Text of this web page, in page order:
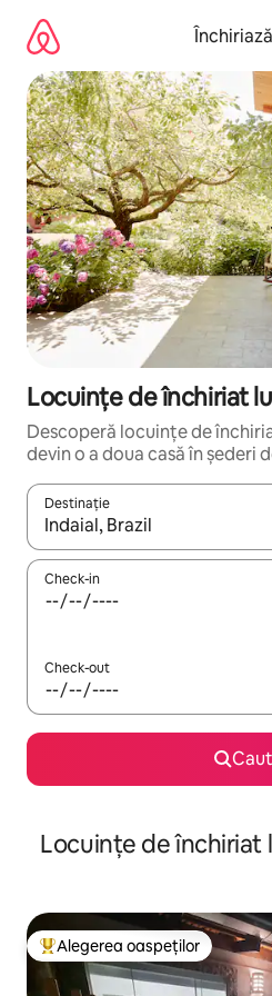
mergi
conținut
Locuințe de închiriat
Descoperă locuințe de
devin o a doua casă în șederi
Destinație
Când se încarcă rezultatele,
Check-in
Check-out
Locuințe de închiriat
Locuință din topul categoriei
Alegerea oaspeților